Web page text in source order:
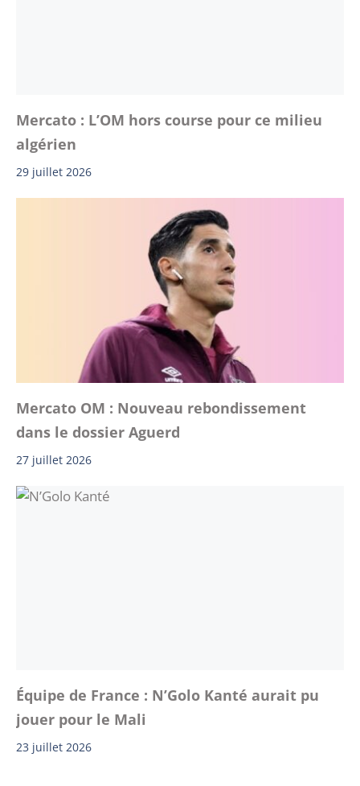
Mercato : L’OM hors course pour ce milieu
algérien
29 juillet 2026
Mercato OM : Nouveau rebondissement
dans le dossier Aguerd
27 juillet 2026
Équipe de France : N’Golo Kanté aurait pu
jouer pour le Mali
23 juillet 2026